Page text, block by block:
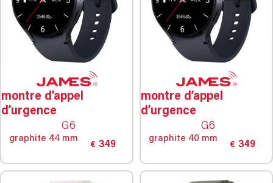
montre d’appel
d’urgence
G6
graphite 44 mm
€ 349
montre d’appel
d’urgence
G6
graphite 40 mm
€ 349